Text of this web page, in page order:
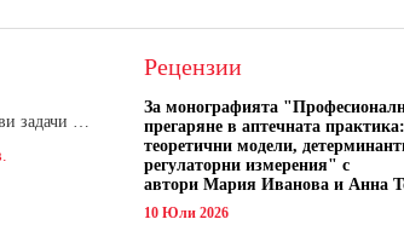
Сборник с тестови задачи за кандидатстудентски изпит по биология върху учебния материал за задължителна и профилирана подготовка, изучаван в средния курс на обучение. Част 1
Рецензии
За монографията "
прегаряне в аптечната практика:
теоретични модели,
регулаторни измерения" с
автори Мария Иванова и Анна
10 Юли 2026